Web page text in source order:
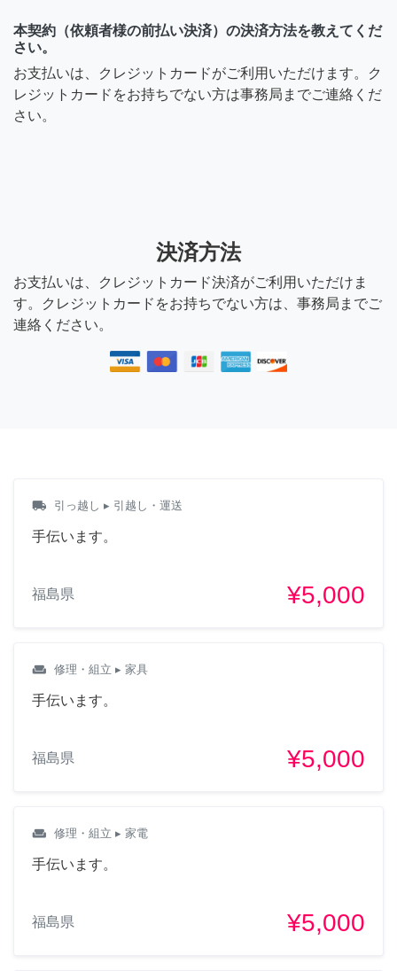
本契約（依頼者様の前払い決済）の決済方法を教えてくだ
さい。
お支払いは、クレジットカードがご利用いただけます。ク
レジットカードをお持ちでない方は事務局までご連絡くだ
さい。
決済方法
お支払いは、クレジットカード決済がご利用いただけま
す。クレジットカードをお持ちでない方は、事務局までご
連絡ください。
local_shipping 引っ越し ▸ 引越し・運送
手伝います。
福島県 ¥5,000
weekend 修理・組立 ▸ 家具
手伝います。
福島県 ¥5,000
weekend 修理・組立 ▸ 家電
手伝います。
福島県 ¥5,000